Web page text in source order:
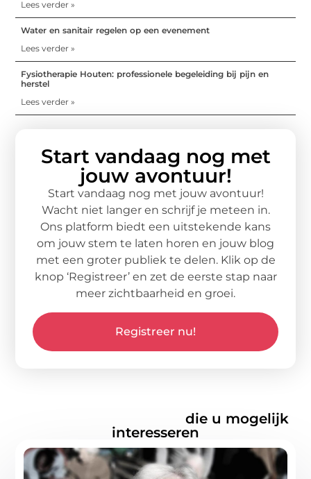
Lees verder »
Water en sanitair regelen op een evenement
Lees verder »
Fysiotherapie Houten: professionele begeleiding bij pijn en
herstel
Lees verder »
Start vandaag nog met
jouw avontuur!
Start vandaag nog met jouw avontuur!
Wacht niet langer en schrijf je meteen in.
Ons platform biedt een uitstekende kans
om jouw stem te laten horen en jouw blog
met een groter publiek te delen. Klik op de
knop ‘Registreer’ en zet de eerste stap naar
meer zichtbaarheid en groei.
Registreer nu!
die u mogelijk
interesseren